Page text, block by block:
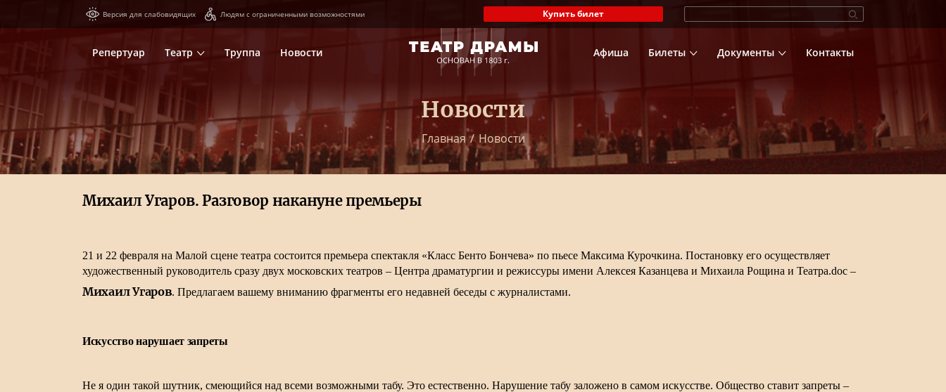
Версия для слабовидящих Людям с ограниченными возможностями Купить билет
Репертуар Театр Труппа Новости Афиша Билеты Документы Контакты
Новости
Главная / Новости
Михаил Угаров. Разговор накануне премьеры
21 и 22 февраля на Малой сцене театра состоится премьера спектакля «Класс Бенто Бончева» по пьесе Максима Курочкина. Постановку его осуществляет
художественный руководитель сразу двух московских театров – Центра драматургии и режиссуры имени Алексея Казанцева и Михаила Рощина и Театра.doc –
Михаил Угаров. Предлагаем вашему вниманию фрагменты его недавней беседы с журналистами.
Искусство нарушает запреты
Не я один такой шутник, смеющийся над всеми возможными табу. Это естественно. Нарушение табу заложено в самом искусстве. Общество ставит запреты –